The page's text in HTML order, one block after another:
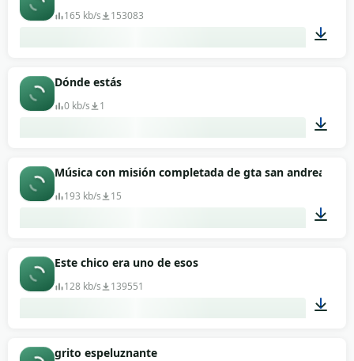
165 kb/s 153083
Dónde estás
0 kb/s 1
00:10
Música con misión completada de gta san andreas.
193 kb/s 15
Este chico era uno de esos
128 kb/s 139551
grito espeluznante